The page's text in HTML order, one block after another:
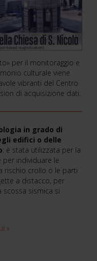
per il monitoraggio e
culturale viene
vibranti del Centro
di acquisizione dati.
in grado di
edifici o delle
: è stata utilizzata per la
individuare le
rischio crollo o le parti
a distacco, per
sismica si
»